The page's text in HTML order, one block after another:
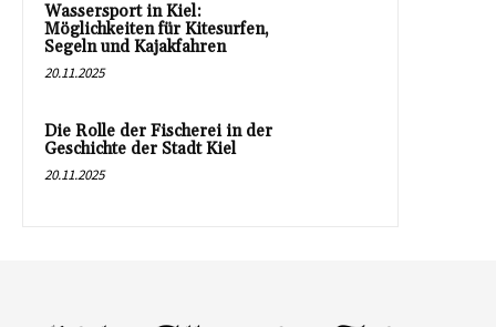
Wassersport in Kiel:
Möglichkeiten für Kitesurfen,
Segeln und Kajakfahren
20.11.2025
Die Rolle der Fischerei in der
Geschichte der Stadt Kiel
20.11.2025